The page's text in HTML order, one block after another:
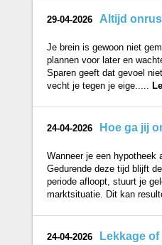
29-04-2026 Altijd
Je brein is gewoon niet
plannen voor later en
Sparen geeft dat gevoel
vecht je tegen je eige.....
24-04-2026 Hoe ga jij
Wanneer je een hypotheek
Gedurende deze tijd blijft
periode afloopt, stuurt je
marktsituatie. Dit kan
24-04-2026 Lekkage